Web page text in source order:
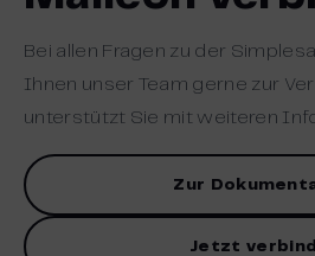
Bei allen Fragen zu der
Ihnen unser Team gerne zur
unterstützt Sie mit weiteren
Zur
Jetzt